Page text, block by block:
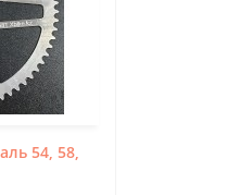
54, 58,